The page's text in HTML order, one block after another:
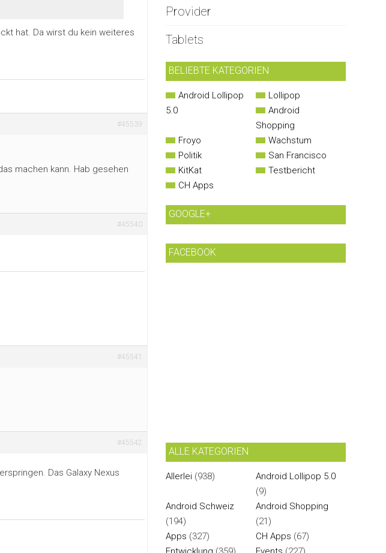
hat. Da wirst du kein weiteres
#45539
machen kann. Hab gesehen
#45540
#45541
#45542
Das Galaxy Nexus
Provider
Tablets
BELIEBTE KATEGORIEN
Android Lollipop
5.0
Lollipop
Android
Shopping
Froyo
Wachstum
Politik
San Francisco
KitKat
Testbericht
CH Apps
GOOGLE+
FACEBOOK
ALLE KATEGORIEN
Allerlei (938)
Android Lollipop 5.0
(9)
Android Schweiz
(194)
Android Shopping
(21)
Apps (327) CH Apps (67)